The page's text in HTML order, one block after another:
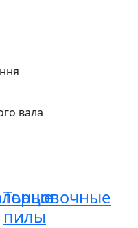
вала
Торцовочные
пилы